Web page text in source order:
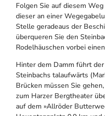
Folgen Sie auf diesem
dieser an einer
Stelle geradeaus der
überqueren Sie den
Rodelhäuschen vorbei
Hinter dem Damm führt
Steinbachs talaufwärts
Brücken müssen Sie
zum Harzer Bergtheater
auf dem »Allröder